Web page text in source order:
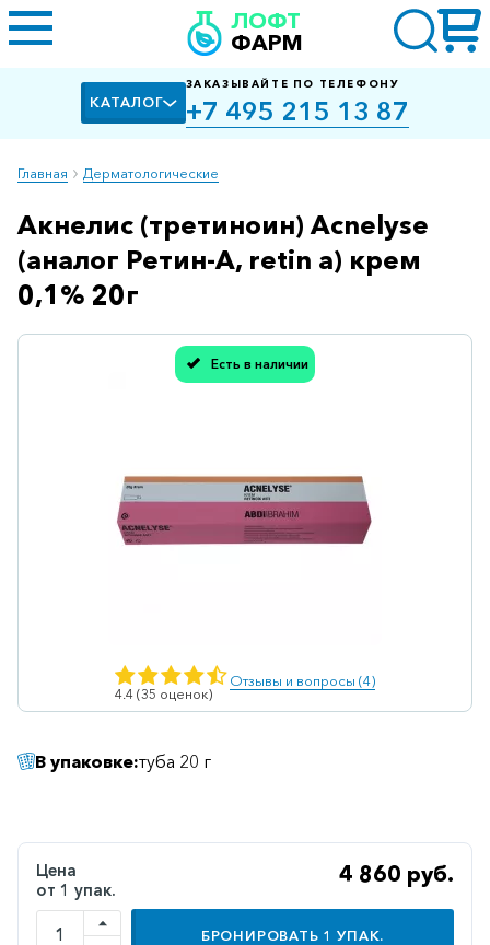
ЛОФТ
ФАРМ
КАТАЛОГ
ЗАКАЗЫВАЙТЕ ПО ТЕЛЕФОНУ
+7 495 215 13 87
Главная Дерматологические
Алкоголизм,
Альцгеймера
болезнь
Антибактериальные
Ветеринарные
Витаминные
Гепатопротекторы
Гинекология
Диабетические
Желудочно-
кишечные
Акнелис (третиноин) Acnelyse
(аналог Ретин-А, retin a) крем
0,1% 20г
Есть в наличии
4.4 (35 оценок)
Отзывы и вопросы (4)
Спасибо, мы учли Вашу оценку!
В упаковке:туба 20 г
Цена
от 1 упак.
4 860 руб.
БРОНИРОВАТЬ 1 УПАК.